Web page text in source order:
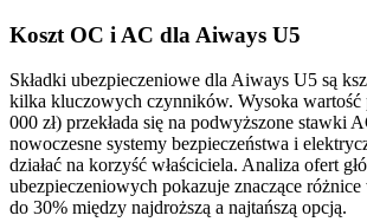
Koszt OC i AC dla Aiways U5
Składki ubezpieczeniowe dla Aiways U5 są
kilka kluczowych czynników. Wysoka wartość
000 zł) przekłada się na podwyższone stawki
nowoczesne systemy bezpieczeństwa i
działać na korzyść właściciela. Analiza ofert
ubezpieczeniowych pokazuje znaczące
do 30% między najdroższą a najtańszą opcją.